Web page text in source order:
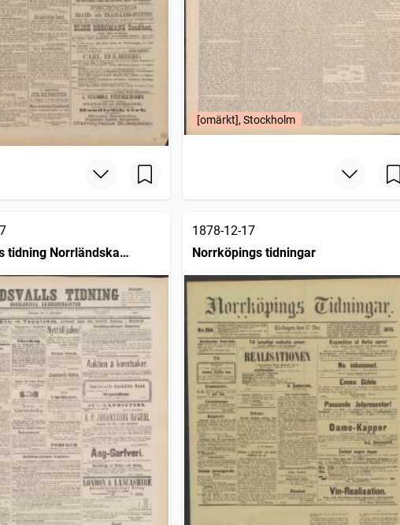
[omärkt], Stockholm
tidning Norrländska
1878-12-17
Norrköpings tidningar